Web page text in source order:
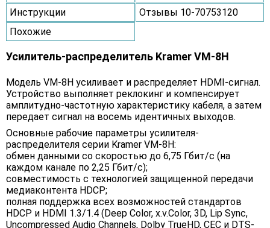
Инструкции
Отзывы 10-70753120
Похожие
Усилитель-распределитель Kramer VM-8H
Модель VM-8H усиливает и распределяет HDMI-сигнал.
Устройство выполняет реклокинг и компенсирует
амплитудно-частотную характеристику кабеля, а затем
передает сигнал на восемь идентичных выходов.
Основные рабочие параметры усилителя-
распределителя серии Kramer VM-8H:
обмен данными со скоростью до 6,75 Гбит/с (на
каждом канале по 2,25 Гбит/с);
совместимость с технологией защищенной передачи
медиаконтента HDCP;
полная поддержка всех возможностей стандартов
HDCP и HDMI 1.3/1.4 (Deep Color, x.v.Color, 3D, Lip Sync,
Uncompressed Audio Channels, Dolby TrueHD, CEC и DTS-